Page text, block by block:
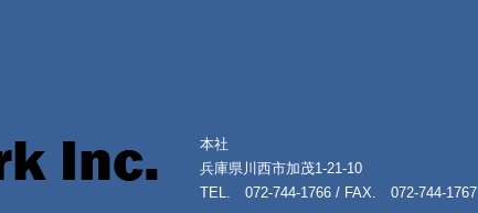
本社
兵庫県川西市加茂1-21-10
TEL. 072-744-1766 / FAX. 072-744-1767